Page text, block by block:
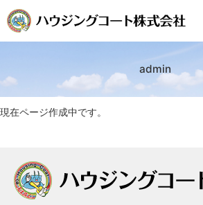
admin
現在ページ作成中です。